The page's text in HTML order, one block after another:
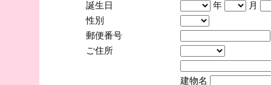
誕生日
年
月
性別
郵便番号
ご住所
建物名